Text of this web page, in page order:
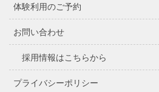
体験利用のご予約
お問い合わせ
採用情報はこちらから
プライバシーポリシー